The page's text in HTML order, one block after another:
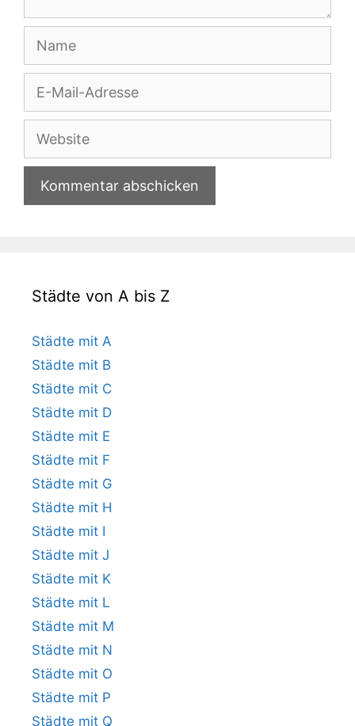
Adresse
Website
Städte von A bis Z
Städte mit A
Städte mit B
Städte mit C
Städte mit D
Städte mit E
Städte mit F
Städte mit G
Städte mit H
Städte mit I
Städte mit J
Städte mit K
Städte mit L
Städte mit M
Städte mit N
Städte mit O
Städte mit P
Städte mit Q